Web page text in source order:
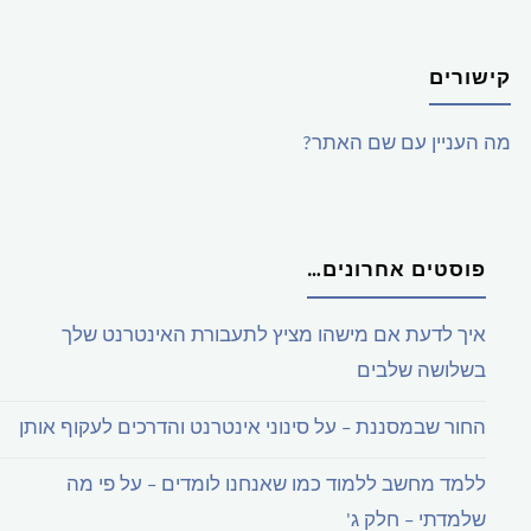
קישורים
מה העניין עם שם האתר?
פוסטים אחרונים…
איך לדעת אם מישהו מציץ לתעבורת האינטרנט שלך
בשלושה שלבים
החור שבמסננת – על סינוני אינטרנט והדרכים לעקוף אותן
ללמד מחשב ללמוד כמו שאנחנו לומדים – על פי מה
שלמדתי – חלק ג'